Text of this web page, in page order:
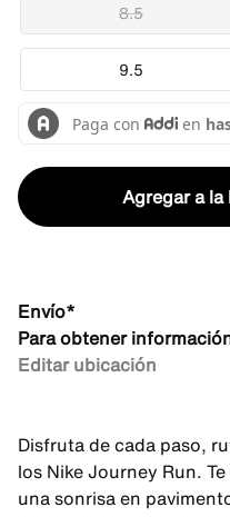
8.5
9.5
Agregar a
Envío*
Para obtener
Editar ubicación
Disfruta de cada paso,
los Nike Journey Run.
una sonrisa en